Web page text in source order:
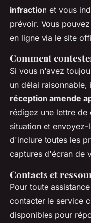
infraction et vous
prévoir. Vous
en ligne via le site
Comment
Si vous n'avez
un délai
réception amende
rédigez une lettre de
situation et envoyez-
d'inclure toutes les
captures d'écran de
Contacts et
Pour toute
contacter le service
disponibles pour